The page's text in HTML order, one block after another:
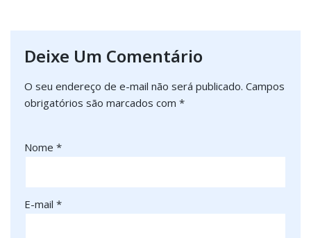
Deixe Um Comentário
O seu endereço de e-mail não será publicado. Campos
obrigatórios são marcados com *
Nome *
E-mail *